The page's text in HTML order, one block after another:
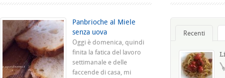
Panbrioche al Miele
senza uova
Oggi è domenica, quindi
finita la fatica del lavoro
settimanale e delle
faccende di casa, mi
Recenti